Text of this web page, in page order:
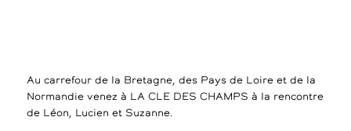
Au carrefour de la Bretagne, des Pays de Loire et de la
Normandie venez à LA CLE DES CHAMPS à la rencontre
de Léon, Lucien et Suzanne.